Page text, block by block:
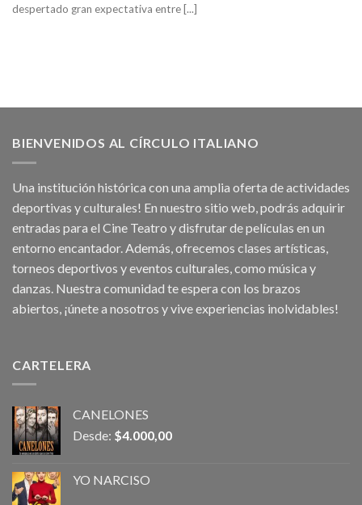
despertado gran expectativa entre [...]
BIENVENIDOS AL CÍRCULO ITALIANO
Una institución histórica con una amplia oferta de actividades
deportivas y culturales! En nuestro sitio web, podrás adquirir
entradas para el Cine Teatro y disfrutar de películas en un
entorno encantador. Además, ofrecemos clases artísticas,
torneos deportivos y eventos culturales, como música y
danzas. Nuestra comunidad te espera con los brazos
abiertos, ¡únete a nosotros y vive experiencias inolvidables!
CARTELERA
CANELONES
Desde: $4.000,00
YO NARCISO